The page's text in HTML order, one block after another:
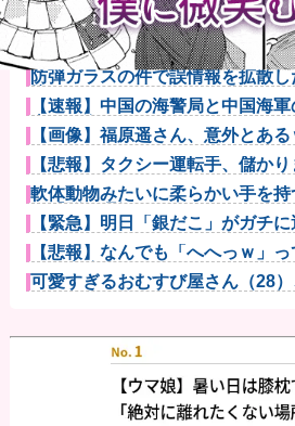
【朗報】みい山作者さん、みいち
はという疑惑...
川底に沈んでいたマンモスやナ
波でドナウ川...
防弾ガラスの件で誤情報を拡散
摘されても頑...
【速報】中国の海警局と中国海
南シナ海で...
【画像】福原遥さん、意外とあ
【悲報】タクシー運転手、儲か
ｗｗｗｗｗｗ...
軟体動物みたいに柔らかい手を
ｗ「脳が理解...
【緊急】明日「銀だこ」がガチ
みそうwww...
【悲報】なんでも「へへっｗ」
イの末路がこ...
可愛すぎるおむすび屋さん（28